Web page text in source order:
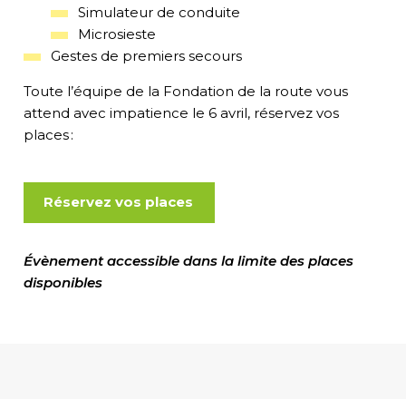
Simulateur de conduite
Microsieste
Gestes de premiers secours
Toute l’équipe de la Fondation de la route vous
attend avec impatience le 6 avril, réservez vos
places :
Réservez vos places
Évènement accessible dans la limite des places
disponibles